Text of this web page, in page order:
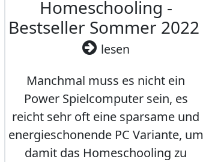
Homeschooling -
Bestseller Sommer 2022
lesen
Manchmal muss es nicht ein
Power Spielcomputer sein, es
reicht sehr oft eine sparsame und
energieschonende PC Variante, um
damit das Homeschooling zu